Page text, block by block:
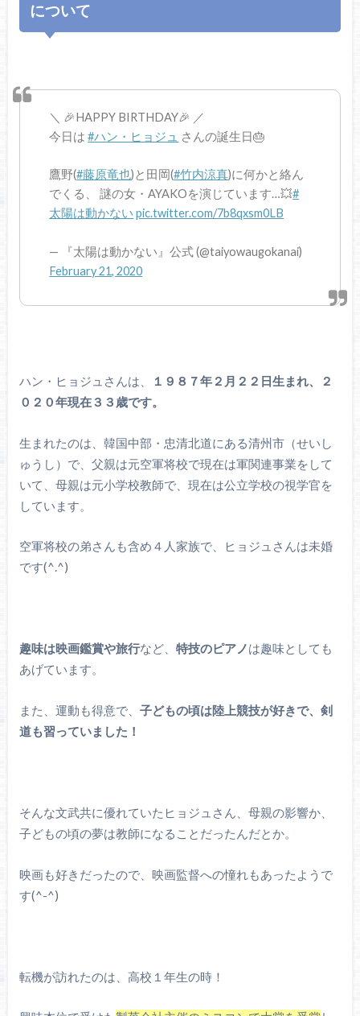
について
＼ 🎉HAPPY BIRTHDAY🎉 ／
今日は#ハン・ヒョジュ さんの誕生日🎂
鷹野(#藤原竜也)と田岡(#竹内涼真)に何かと絡ん
でくる、 謎の女・AYAKOを演じています…💥#
太陽は動かない pic.twitter.com/7b8qxsm0LB
— 『太陽は動かない』公式 (@taiyowaugokanai)
February 21, 2020
ハン・ヒョジュさんは、
１９８７年２月２２日生まれ、２
０２０年現在３３歳です。
生まれたのは、韓国中部・忠清北道にある清州市（せいし
ゅうし）で、父親は元空軍将校で現在は軍関連事業をして
いて、母親は元小学校教師で、現在は公立学校の視学官を
しています。
空軍将校の弟さんも含め４人家族で、ヒョジュさんは未婚
です(^.^)
趣味は映画鑑賞や旅行など、 特技のピアノは趣味としても
あげています。
また、運動も得意で、 子どもの頃は陸上競技が好きで、剣
道も習っていました！
そんな文武共に優れていたヒョジュさん、母親の影響か、
子どもの頃の夢は教師になることだったんだとか。
映画も好きだったので、映画監督への憧れもあったようで
す(^-^)
転機が訪れたのは、高校１年生の時！